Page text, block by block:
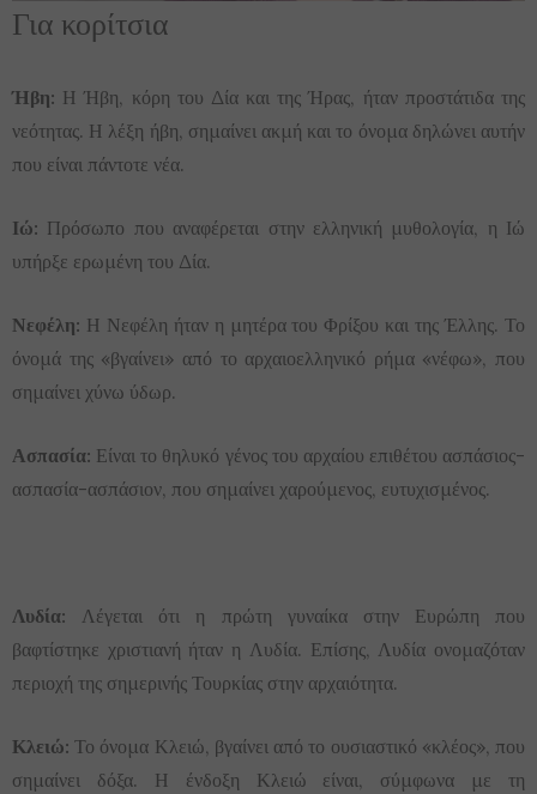
Για κορίτσια
Ήβη: Η Ήβη, κόρη του Δία και της Ήρας, ήταν προστάτιδα της
νεότητας. Η λέξη ήβη, σημαίνει ακμή και το όνομα δηλώνει αυτήν
που είναι πάντοτε νέα.
Ιώ: Πρόσωπο που αναφέρεται στην ελληνική μυθολογία, η Ιώ
υπήρξε ερωμένη του Δία.
Νεφέλη: Η Νεφέλη ήταν η μητέρα του Φρίξου και της Έλλης. Το
όνομά της «βγαίνει» από το αρχαιοελληνικό ρήμα «νέφω», που
σημαίνει χύνω ύδωρ.
Ασπασία: Είναι το θηλυκό γένος του αρχαίου επιθέτου ασπάσιος-
ασπασία-ασπάσιον, που σημαίνει χαρούμενος, ευτυχισμένος.
Λυδία: Λέγεται ότι η πρώτη γυναίκα στην Ευρώπη που
βαφτίστηκε χριστιανή ήταν η Λυδία. Επίσης, Λυδία ονομαζόταν
περιοχή της σημερινής Τουρκίας στην αρχαιότητα.
Κλειώ: Το όνομα Κλειώ, βγαίνει από το ουσιαστικό «κλέος», που
σημαίνει δόξα. Η ένδοξη Κλειώ είναι, σύμφωνα με τη